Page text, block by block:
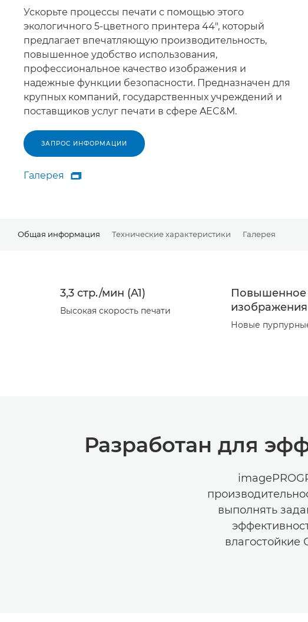
Ускорьте процессы печати с помощью этого
экологичного 5-цветного принтера 44", который
предлагает впечатляющую производительность,
повышенное удобство использования,
профессиональное качество изображения и
надежные функции безопасности. Предназначен для
крупных компаний, государственных учреждений и
поставщиков услуг печати в сфере AEC&M.
ЗАПРОС ИНФОРМАЦИИ
Галерея
Галерея

Общая информация Технические характеристики Галерея
3,3 стр./мин (A1)
Высокая скорость печати
Повышенное
изображения
Новые
Разработан для
выполнять